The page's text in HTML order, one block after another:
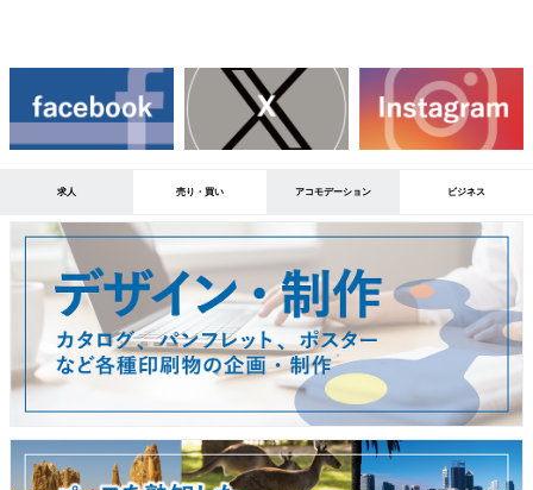
求人 売り・買い アコモデーション ビジネス